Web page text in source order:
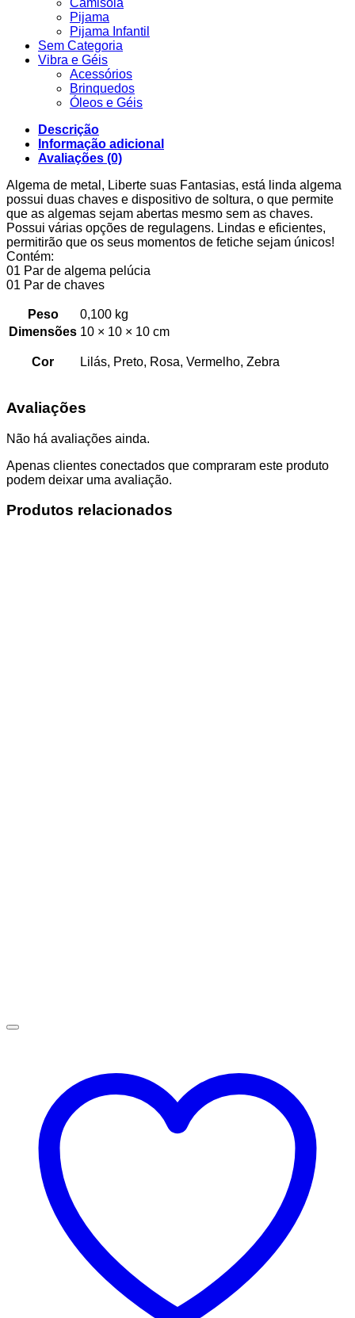
Camisola
Pijama
Pijama Infantil
Sem Categoria
Vibra e Géis
Acessórios
Brinquedos
Óleos e Géis
Descrição
Informação adicional
Avaliações (0)
Algema de metal, Liberte suas Fantasias, está linda algema
possui duas chaves e dispositivo de soltura, o que permite
que as algemas sejam abertas mesmo sem as chaves.
Possui várias opções de regulagens. Lindas e eficientes,
permitirão que os seus momentos de fetiche sejam únicos!
Contém:
01 Par de algema pelúcia
01 Par de chaves
Peso
0,100 kg
Dimensões 10 × 10 × 10 cm
Cor Lilás, Preto, Rosa, Vermelho, Zebra
Avaliações
Não há avaliações ainda.
Apenas clientes conectados que compraram este produto
podem deixar uma avaliação.
Produtos relacionados